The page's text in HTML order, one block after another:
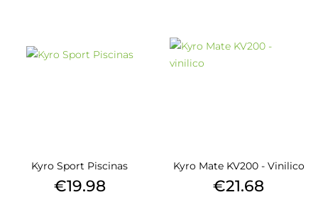
Kyro Sport Piscinas
Price
€19.98
Kyro Mate KV200 - Vinilico
Price
€21.68